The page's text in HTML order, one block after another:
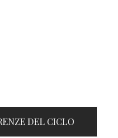
DEL CICLO